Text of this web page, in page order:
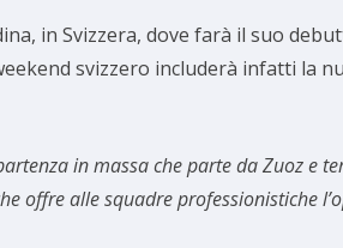
in Svizzera, dove farà il suo
svizzero includerà infatti la
in massa che parte da Zuoz e
offre alle squadre professionistiche